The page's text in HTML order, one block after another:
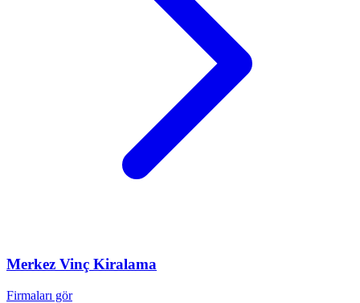
Merkez Vinç Kiralama
Firmaları gör